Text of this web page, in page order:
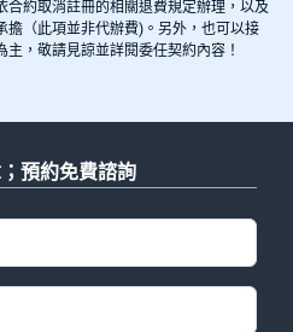
約取消註冊的相關退費規定辦理，以及
擔（此項並非代辦費)。另外，也可以接
，敬請見諒並詳閱委任契約內容！
預約免費諮詢